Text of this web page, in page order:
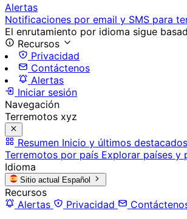
Alertas
Notificaciones por email y SMS para
El enrutamiento por idioma sigue
Recursos
Privacidad
Contáctenos
Alertas
Iniciar sesión
Navegación
Terremotos xyz
Resumen Inicio y últimos destacados
Terremotos por país Explorar países y
Idioma
Sitio actual Español
Recursos
Alertas
Privacidad